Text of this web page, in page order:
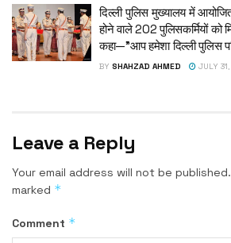
दिल्ली पुलिस मुख्यालय में आयोजित
होने वाले 202 पुलिसकर्मियों
कहा—”आप हमेशा दिल्ली पुलिस
BY SHAHZAD AHMED JULY
Leave a Reply
Your email address will not be published.
marked *
Comment *